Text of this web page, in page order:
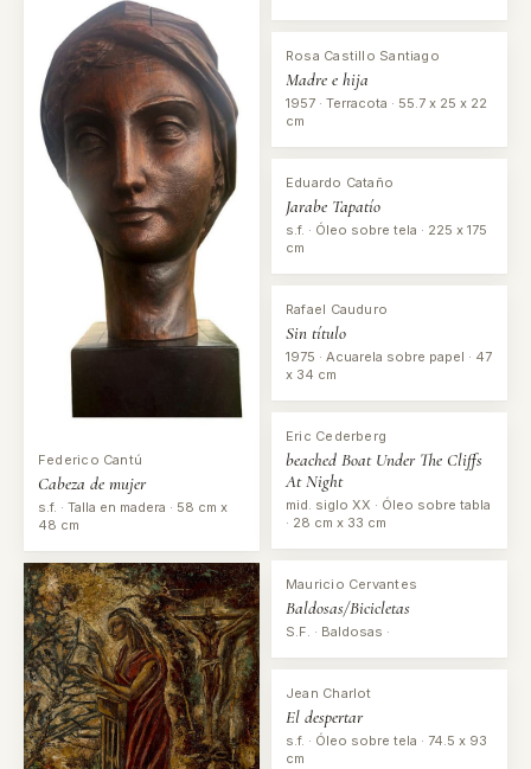
Federico Cantú
Cabeza de mujer
s.f. · Talla en madera · 58 cm x
48 cm
Rosa Castillo Santiago
Madre e hija
1957 · Terracota · 55.7 x 25 x 22
cm
Eduardo Cataño
Jarabe Tapatío
s.f. · Óleo sobre tela · 225 x 175
cm
Rafael Cauduro
Sin título
1975 · Acuarela sobre papel · 47
x 34 cm
Eric Cederberg
beached Boat Under The Cliffs
At Night
mid. siglo XX · Óleo sobre tabla
· 28 cm x 33 cm
Mauricio Cervantes
Baldosas/Bicicletas
S.F. · Baldosas ·
Jean Charlot
El despertar
s.f. · Óleo sobre tela · 74.5 x 93
cm